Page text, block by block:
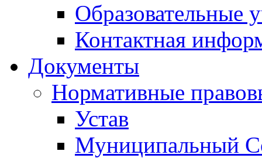
Образовательные
Контактная
Документы
Нормативные
Устав
Муниципальный